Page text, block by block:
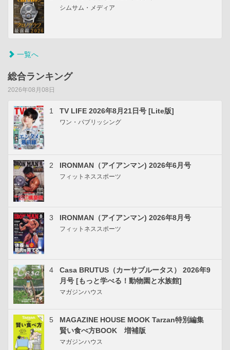
シムサム・メディア
一覧へ
総合ランキング
2026年08月08日
1 TV LIFE 2026年8月21日号 [Lite版]
ワン・パブリッシング
2 IRONMAN（アイアンマン) 2026年6月号
フィットネススポーツ
3 IRONMAN（アイアンマン) 2026年8月号
フィットネススポーツ
4
Casa BRUTUS（カーサブルータス） 2026年9
月号 [もっと学べる！動物園と水族館]
マガジンハウス
5
MAGAZINE HOUSE MOOK Tarzan特別編集
賢い食べ方BOOK 増補版
マガジンハウス